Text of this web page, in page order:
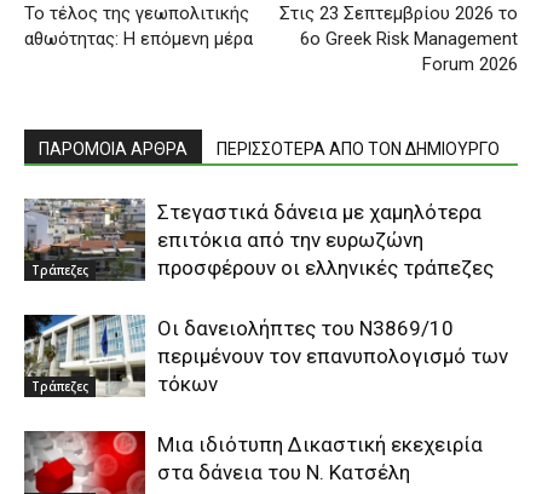
Το τέλος της γεωπολιτικής
αθωότητας: Η επόμενη μέρα
Στις 23 Σεπτεμβρίου 2026 το
6o Greek Risk Management
Forum 2026
ΠΑΡΟΜΟΙΑ ΑΡΘΡΑ ΠΕΡΙΣΣΟΤΕΡΑ ΑΠΟ ΤΟΝ ΔΗΜΙΟΥΡΓΟ
Τράπεζες
Στεγαστικά δάνεια με χαμηλότερα
επιτόκια από την ευρωζώνη
προσφέρουν οι ελληνικές τράπεζες
Τράπεζες
Οι δανειολήπτες του Ν3869/10
περιμένουν τον επανυπολογισμό των
τόκων
Μια ιδιότυπη Δικαστική εκεχειρία
στα δάνεια του Ν. Κατσέλη